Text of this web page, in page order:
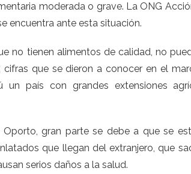
moderada o grave. La ONG
encuentra ante esta situación.
no tienen alimentos de calidad, no
cifras que se dieron a conocer en el
un país con grandes extensiones
Oporto, gran parte se debe a que se
que llegan del extranjero, que
serios daños a la salud.